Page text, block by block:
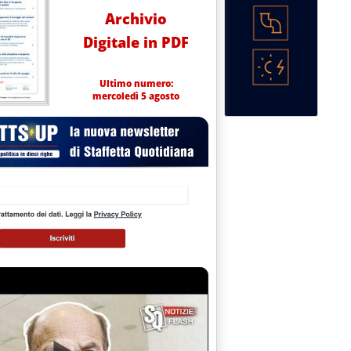
Archivio
Digitale in PDF
Ultimo numero:
mercoledì 5 agosto